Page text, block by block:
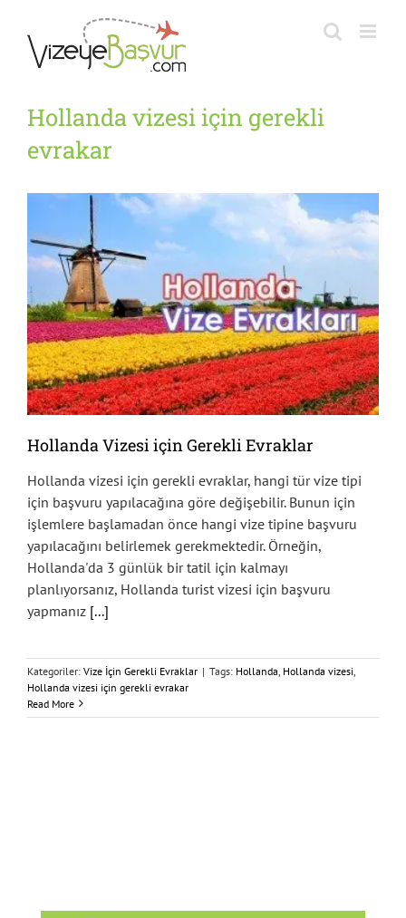
content
Hollanda vizesi için gerekli
evrakar
Hollanda Vizesi için Gerekli Evraklar
Hollanda vizesi için gerekli evraklar, hangi tür vize tipi
için başvuru yapılacağına göre değişebilir. Bunun için
işlemlere başlamadan önce hangi vize tipine başvuru
yapılacağını belirlemek gerekmektedir. Örneğin,
Hollanda'da 3 günlük bir tatil için kalmayı
planlıyorsanız, Hollanda turist vizesi için başvuru
yapmanız [...]
Kategoriler: Vize İçin Gerekli Evraklar | Tags: Hollanda Hollanda vizesi
Hollanda vizesi için gerekli evrakar
Read More